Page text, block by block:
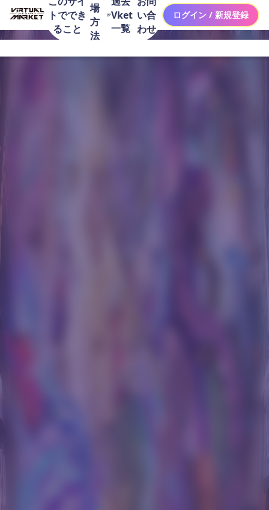
トででき
ること
場
方
法
Vket
一覧
い合
わせ
ログイン / 新規登録